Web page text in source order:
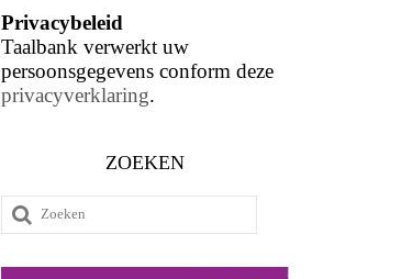
Privacybeleid
Taalbank verwerkt uw
persoonsgegevens conform deze
privacyverklaring.
ZOEKEN
Zoeken
naar: